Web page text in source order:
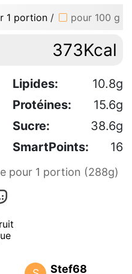
1 portion / pour 100 g
373Kcal
Lipides:
10.8g
Protéines:
15.6g
Sucre:
38.6g
SmartPoints: 16
pour 1 portion (288g)
Stef68